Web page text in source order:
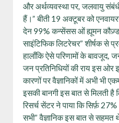
और अर्थव्यवस्था पर, जलवायु
हैं।” बीती 19 अक्टूबर को
देन 99% कन्सेंसस ओं ह्यूमन कौज़्ड
साइंटिफिक लिटरेचर” शीर्षक से
हालाँकि ऐसे परिणामों के बावजूद,
जन प्रतिनिधियों की राय इस ओर
कारणों पर वैज्ञानिकों में अभी भी
इसकी बानगी इस बात से मिलती है
रिसर्च सेंटर ने पाया कि सिर्फ़
सभी” वैज्ञानिक इस बात से सहमत